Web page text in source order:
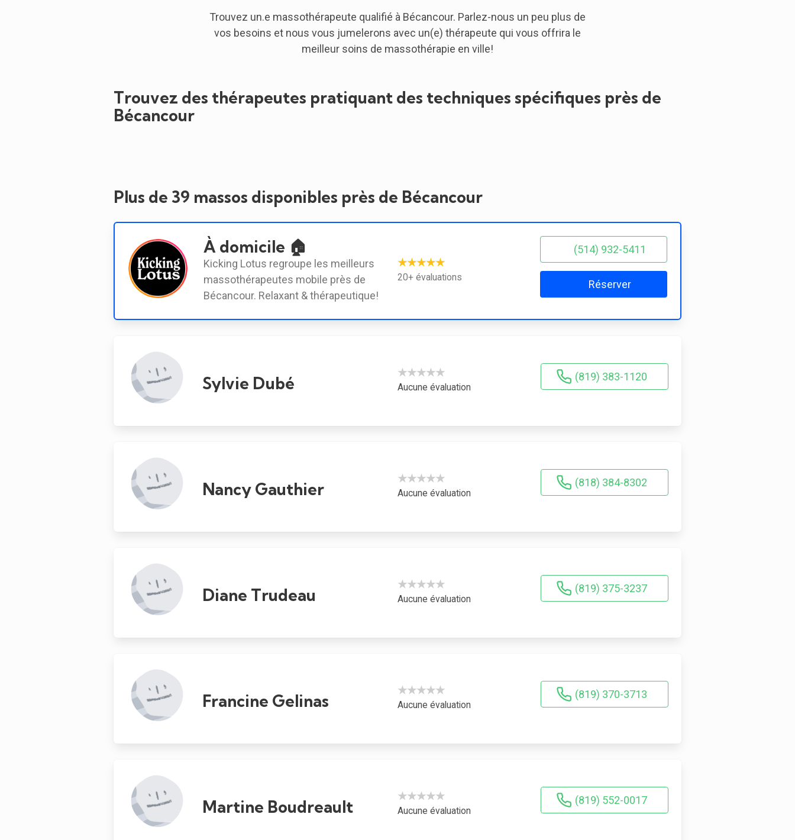
Trouvez un.e massothérapeute qualifié à Bécancour. Parlez-nous un peu plus de
vos besoins et nous vous jumelerons avec un(e) thérapeute qui vous offrira le
meilleur soins de massothérapie en ville!
Trouvez des thérapeutes pratiquant des techniques spécifiques près de
Bécancour
Plus de 39 massos disponibles près de Bécancour
À domicile 🏠
Kicking Lotus regroupe les meilleurs
massothérapeutes mobile près de
Bécancour. Relaxant & thérapeutique!
★★★★★
20+ évaluations
(514) 932-5411
Réserver
Sylvie Dubé
★★★★★
Aucune évaluation
(819) 383-1120
Nancy Gauthier
★★★★★
Aucune évaluation
(818) 384-8302
Diane Trudeau
★★★★★
Aucune évaluation
(819) 375-3237
Francine Gelinas
★★★★★
Aucune évaluation
(819) 370-3713
Martine Boudreault
★★★★★
Aucune évaluation
(819) 552-0017